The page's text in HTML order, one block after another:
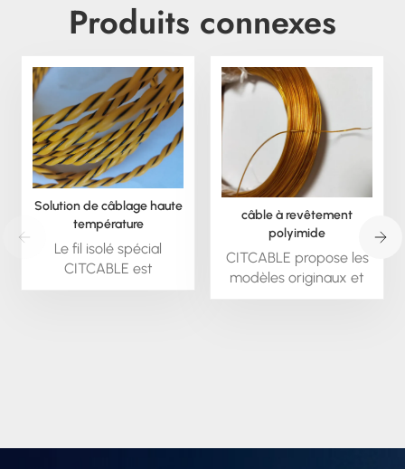
Produits connexes
Solution de câblage haute
température
personnalisée pour les
défis les plus difficiles
Le fil isolé spécial
CITCABLE est
disponible sur mesure ;
autres.
câble à revêtement
polyimide
CITCABLE propose les
modèles originaux et
une large gamme de